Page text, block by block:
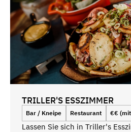
TRILLER'S ESSZIMMER
Bar / Kneipe Restaurant €€
Lassen Sie sich in Triller's